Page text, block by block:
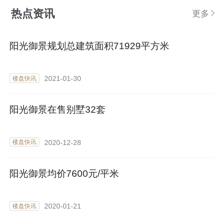
热点资讯 更多
阳光御景规划总建筑面积71929平方米
楼盘快讯 2021-01-30
阳光御景在售别墅32套
楼盘快讯 2020-12-28
阳光御景均价7600元/平米
楼盘快讯 2020-01-21